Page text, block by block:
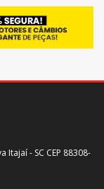
Itajaí - SC CEP 88308-